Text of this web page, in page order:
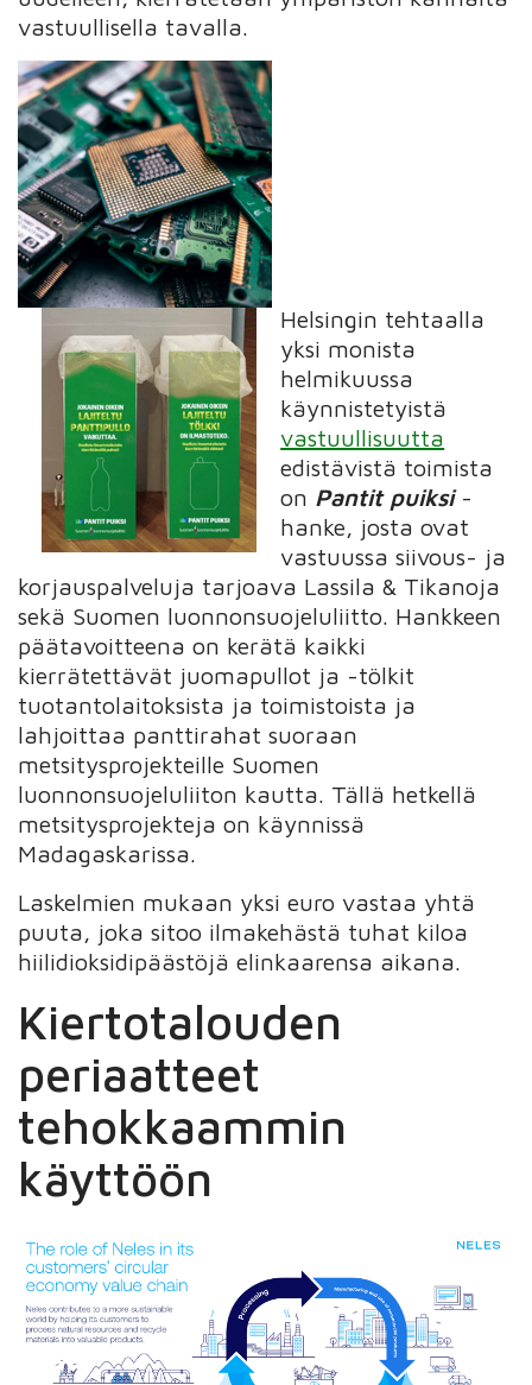
vastuullisella tavalla.
Helsingin tehtaalla
yksi monista
helmikuussa
käynnistetyistä
vastuullisuutta
edistävistä toimista
on Pantit puiksi-
hanke, josta ovat
vastuussa siivous- ja
korjauspalveluja tarjoava Lassila & Tikanoja
sekä Suomen luonnonsuojeluliitto. Hankkeen
päätavoitteena on kerätä kaikki
kierrätettävät juomapullot ja -tölkit
tuotantolaitoksista ja toimistoista ja
lahjoittaa panttirahat suoraan
metsitysprojekteille Suomen
luonnonsuojeluliiton kautta. Tällä hetkellä
metsitysprojekteja on käynnissä
Madagaskarissa.
Laskelmien mukaan yksi euro vastaa yhtä
puuta, joka sitoo ilmakehästä tuhat kiloa
hiilidioksidipäästöjä elinkaarensa aikana.
Kiertotalouden
periaatteet
tehokkaammin
käyttöön